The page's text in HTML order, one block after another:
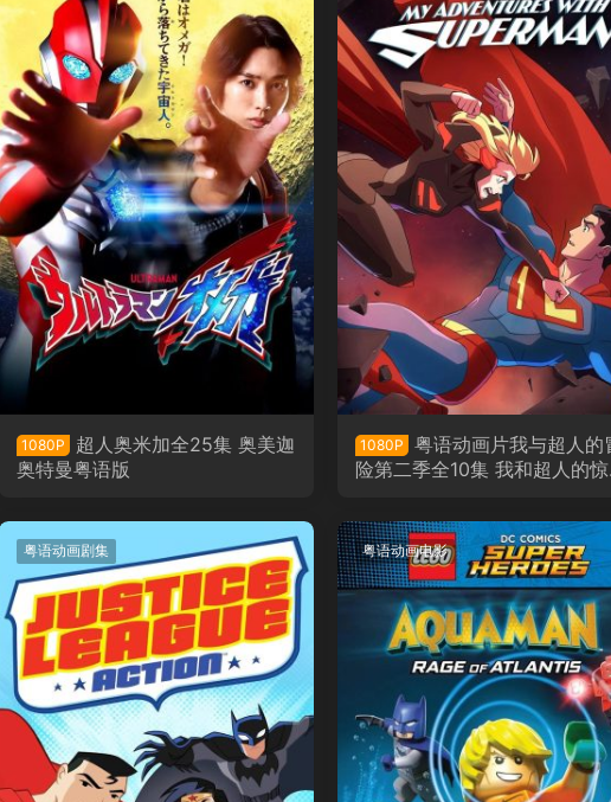
1080P
超人奥米加全25集 奥美迦
奥特曼粤语版
1080P
粤语动画片我与超人的
险第二季全10集 我和超人的
粤语动画剧集 粤语动画电影